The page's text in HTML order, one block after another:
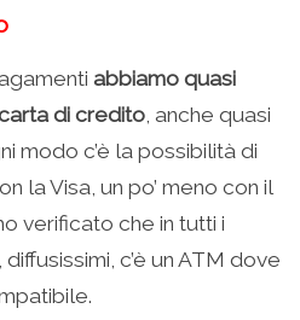
abbiamo quasi
di credito , anche quasi
modo c’è la possibilità di
la Visa, un po’ meno con il
verificato che in tutti i
c’è un ATM dove